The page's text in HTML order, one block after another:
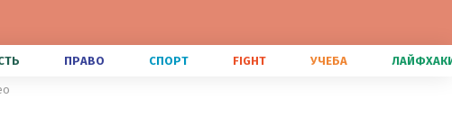
ПРАВО СПОРТ FIGHT УЧЕБА